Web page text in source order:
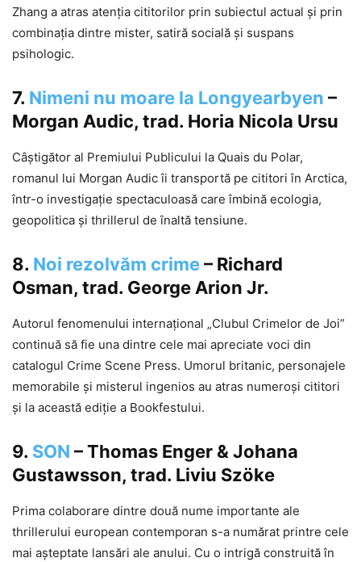
Zhang a atras atenția cititorilor prin subiectul actual și prin
combinația dintre mister, satiră socială și suspans
psihologic.
7. Nimeni nu moare la Longyearbyen –
Morgan Audic, trad. Horia Nicola Ursu
Câștigător al Premiului Publicului la Quais du Polar,
romanul lui Morgan Audic îi transportă pe cititori în Arctica,
într-o investigație spectaculoasă care îmbină ecologia,
geopolitica și thrillerul de înaltă tensiune.
8. Noi rezolvăm crime– Richard
Osman, trad. George Arion Jr.
Autorul fenomenului internațional „Clubul Crimelor de Joi”
continuă să fie una dintre cele mai apreciate voci din
catalogul Crime Scene Press. Umorul britanic, personajele
memorabile și misterul ingenios au atras numeroși cititori
și la această ediție a Bookfestului.
9. SON – Thomas Enger & Johana
Gustawsson, trad. Liviu Szöke
Prima colaborare dintre două nume importante ale
thrillerului european contemporan s-a numărat printre cele
mai așteptate lansări ale anului. Cu o intrigă construită în